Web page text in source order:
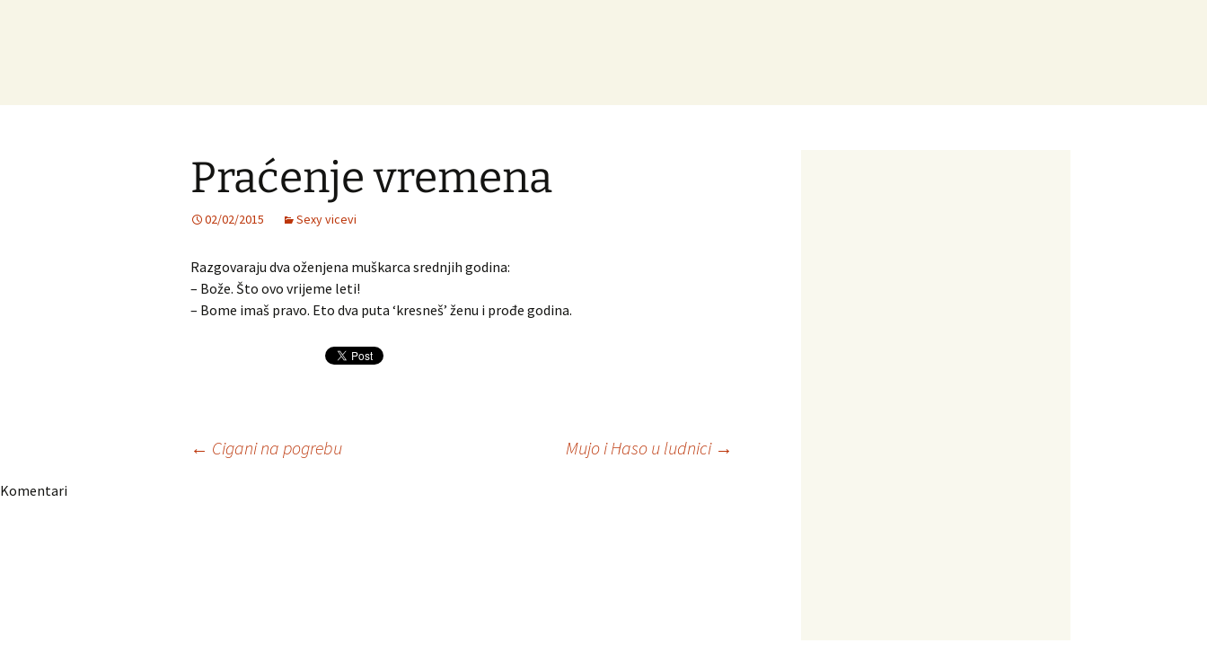
Praćenje vremena
02/02/2015 Sexy vicevi
Razgovaraju dva oženjena muškarca srednjih godina:
– Bože. Što ovo vrijeme leti!
– Bome imaš pravo. Eto dva puta ‘kresneš’ ženu i prođe godina.
Navigacija
← Cigani na pogrebu Mujo i Haso u ludnici →
Komentari